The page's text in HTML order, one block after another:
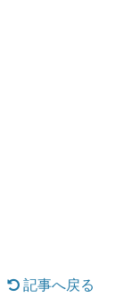
記事へ戻る